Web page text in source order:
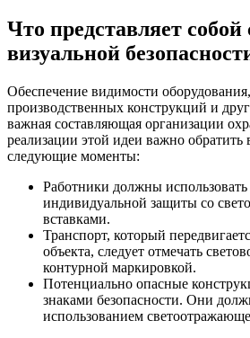
Что представляет собой
визуальной
Обеспечение видимости
производственных конструкций и
важная составляющая организации
реализации этой идеи важно обратить
следующие моменты:
Работники должны
индивидуальной защиты со
вставками.
Транспорт, который
объекта, следует отмечать
контурной маркировкой.
Потенциально опасные
знаками безопасности. Они
использованием